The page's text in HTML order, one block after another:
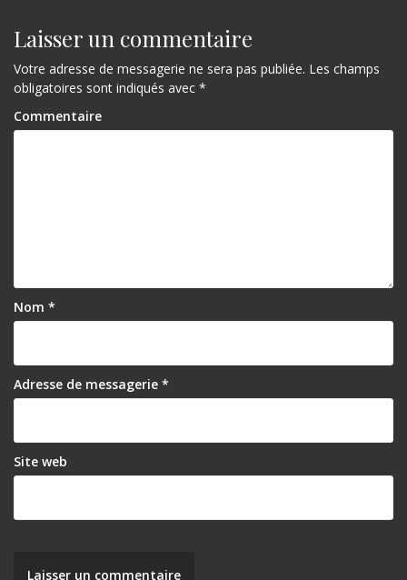
Laisser un commentaire
Votre adresse de messagerie ne sera pas publiée. Les champs
obligatoires sont indiqués avec *
Commentaire
Nom *
Adresse de messagerie *
Site web